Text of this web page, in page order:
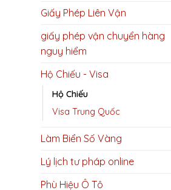
Giấy Phép Liên Vận
giấy phép vận chuyển hàng
nguy hiểm
Hộ Chiếu - Visa
Hộ Chiếu
Visa Trung Quốc
Làm Biển Số Vàng
Lý lịch tư pháp online
Phù Hiệu Ô Tô